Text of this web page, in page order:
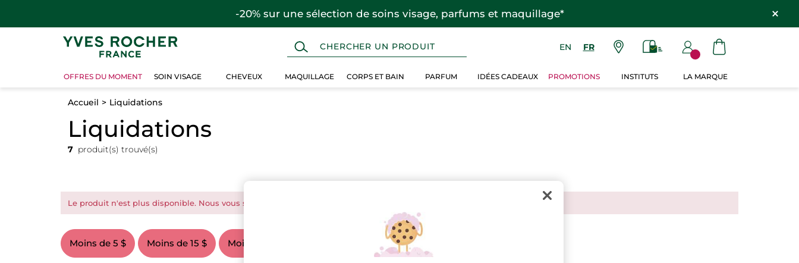
-20% sur une sélection de soins visage, parfums et maquillage*
EN FR
OFFRES DU MOMENT SOIN VISAGE CHEVEUX MAQUILLAGE CORPS ET BAIN PARFUM IDÉES CADEAUX PROMOTIONS INSTITUTS LA MARQUE
Accueil Liquidations
Liquidations
7 produit(s) trouvé(s)
Le produit n'est plus disponible. Nous vous suggérons cette sélection produits à la place.
Moins de 5 $ Moins de 15 $ Moins de 25 $